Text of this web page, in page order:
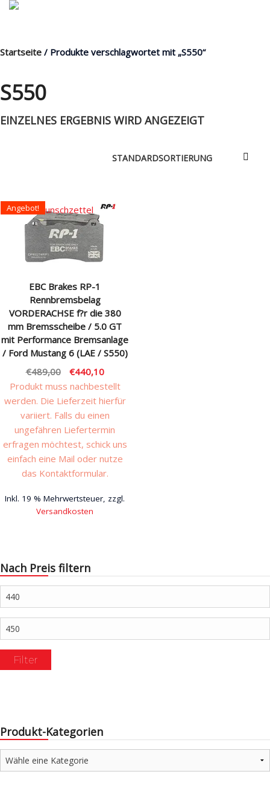
Products
Nach Baugruppen
Wunschliste
Blog
Rechtliches & Service
Startseite / Produkte verschlagwortet mit „S550“
S550
EINZELNES ERGEBNIS WIRD ANGEZEIGT
Angebot!
EBC Brakes RP-1
Rennbremsbelag
VORDERACHSE f?r die 380
mm Bremsscheibe / 5.0 GT
mit Performance Bremsanlage
/ Ford Mustang 6 (LAE / S550)
€489,00
Ursprünglicher
Preis
war:
€489,00
€440,10Aktueller
Preis
ist:
€440,10.
Produkt muss nachbestellt
werden. Die Lieferzeit hierfür
variiert. Falls du einen
ungefähren Liefertermin
erfragen möchtest, schick uns
einfach eine Mail oder nutze
das Kontaktformular.
Inkl. 19 % Mehrwertsteuer, zzgl.
Versandkosten
Auf den Wunschzettel
Nach Preis filtern
Preis
Preis
Filter
Produkt-Kategorien